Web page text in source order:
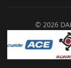
© 2026